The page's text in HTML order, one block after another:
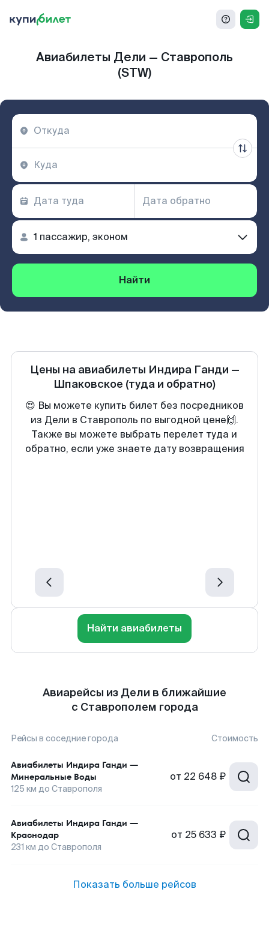
Авиабилеты Дели — Ставрополь
(STW)
Найти
Цены на авиабилеты Индира Ганди —
Шпаковское (туда и обратно)
😍 Вы можете купить билет без посредников
из Дели в Ставрополь по выгодной цене🙌.
Также вы можете выбрать перелет туда и
обратно, если уже знаете дату возвращения
Найти авиабилеты
Авиарейсы из Дели в ближайшие
с Ставрополем города
Рейсы в соседние города Стоимость
Авиабилеты Индира Ганди —
Минеральные Воды
125 км до Ставрополя
от 22 648 ₽
Авиабилеты Индира Ганди —
Краснодар
231 км до Ставрополя
от 25 633 ₽
Показать больше рейсов